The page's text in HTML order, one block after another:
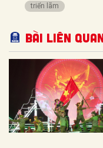
triển lãm
Bài liên